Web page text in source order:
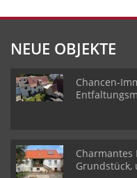
NEUE OBJEKTE
Chancen-